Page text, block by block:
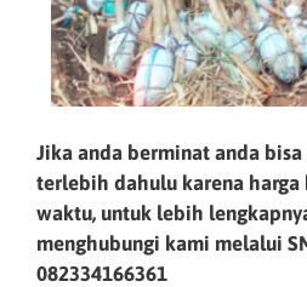
Jika anda berminat anda
terlebih dahulu karena harga
waktu, untuk lebih
menghubungi kami melalui
082334166361